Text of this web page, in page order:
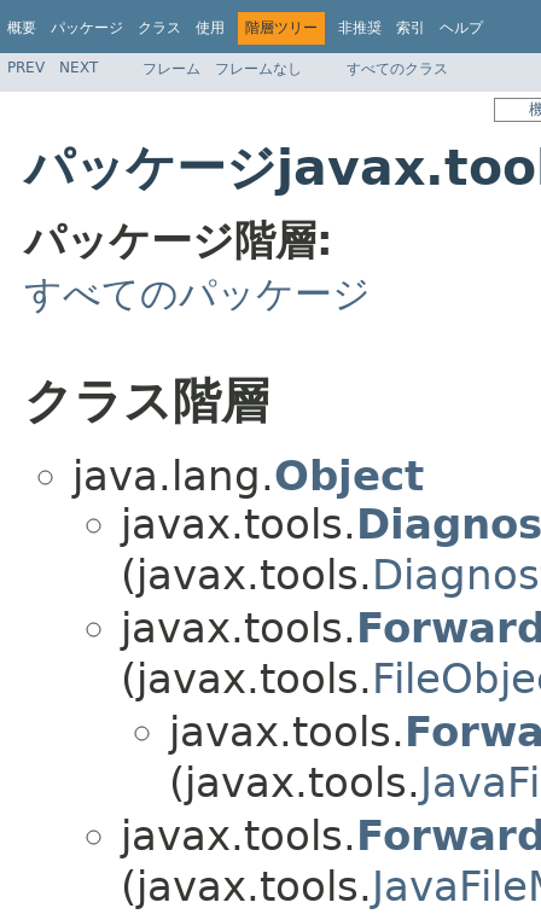
概要 パッケージ クラス 使用 階層ツリー 非推奨 索引 ヘルプ
PREV NEXT フレーム フレームなし すべてのクラス
パッケージ
パッケージ階層:
すべてのパッケージ
クラス階層
java.lang.Object
javax.tools.
(javax.tools.
javax.tools.
(javax.tools.
javax.tools.
(javax.tools.
javax.tools.
(javax.tools.